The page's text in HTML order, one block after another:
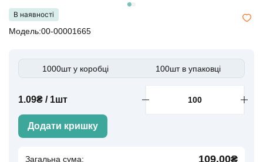
В наявності
Модель:00-00001665
1000шт у коробці 100шт в упаковці
1.09₴ / 1шт
Додати кришку
Загальна сума: 109.00₴